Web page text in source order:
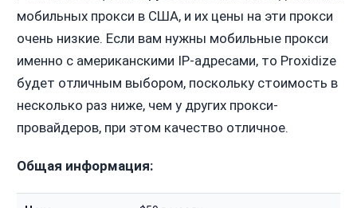
мобильных прокси в США, и их цены на эти прокси
очень низкие. Если вам нужны мобильные прокси
именно с американскими IP-адресами, то Proxidize
будет отличным выбором, поскольку стоимость в
несколько раз ниже, чем у других прокси-
провайдеров, при этом качество отличное.
Общая информация: